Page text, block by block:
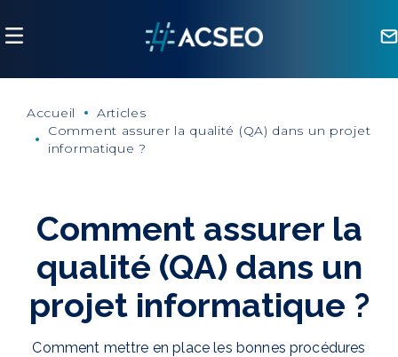
Accueil
Articles
Comment assurer la qualité (QA) dans un projet
informatique ?
Comment assurer la
qualité (QA) dans un
projet informatique ?
Comment mettre en place les bonnes procédures